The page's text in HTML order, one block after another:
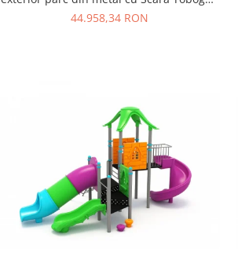
si Cataratoare
44.958,34 RON